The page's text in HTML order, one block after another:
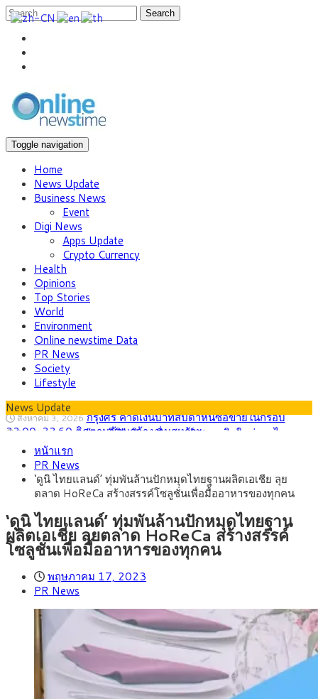
Search
Toggle navigation
Home
News Update
Business News
Event
Digi News
Apps Update
Crypto Currency
Health
Opinions
Top Stories
World
Environment
Online newstime Data
PR News
Society
Lifestyle
News Update
สิงหาคม 1, 2026 “เอกนิติ” เปิดเครื่องยนต์เศรษฐกิจใหม่ของไทย
ศักยภาพ
ติดลายการ์ตูน กรมศุลกากร เตือนผู้ปกครองเฝ้าระวัง หลังยึดล็อต
ใหญ่จากเยอรมนี
กรกฎาคม 27, 2026
2569) ซื้อขายในกรอบ 33.40-34.00 มองเฟดคงดอกเบี้ย
สิงหาคม 5, 2026
หน้ารถไฟฟ้าสงขลา โมโนเรล 12.54 กม. เชื่อมเมืองหาดใหญ่
สิงหาคม 4, 2026 สธ.ชี้ รพ.รัฐแบกรับผู้ป่วยบัตรทอง 87% แต่ได้งบ
รายหัวเพียง 2,618 บาท เสนอทบทวนจัดสรรงบให้สอดคล้องภาระ
งานจริง
สิงหาคม 3, 2026 กรุงศรี คาดเงินบาทสัปดาห์นี้ซื้อขายในกรอบ
33.00-33.60 ติดตามข้อมูลจ้างงานสหรัฐฯ
หน้าแรก
PR News
‘ดูนิ ไทยแลนด์’ ทุ่มพันล้านปักหมุดไทยฐานผลิตเอเชีย ลุย
ตลาด HoReCa สร้างสรรค์โซลูชั่นเพื่อมื้ออาหารของทุกคน
‘ดูนิ ไทยแลนด์’ ทุ่มพันล้านปักหมุดไทยฐาน
ผลิตเอเชีย ลุยตลาด HoReCa สร้างสรรค์
โซลูชั่นเพื่อมื้ออาหารของทุกคน
พฤษภาคม 17, 2023
PR News